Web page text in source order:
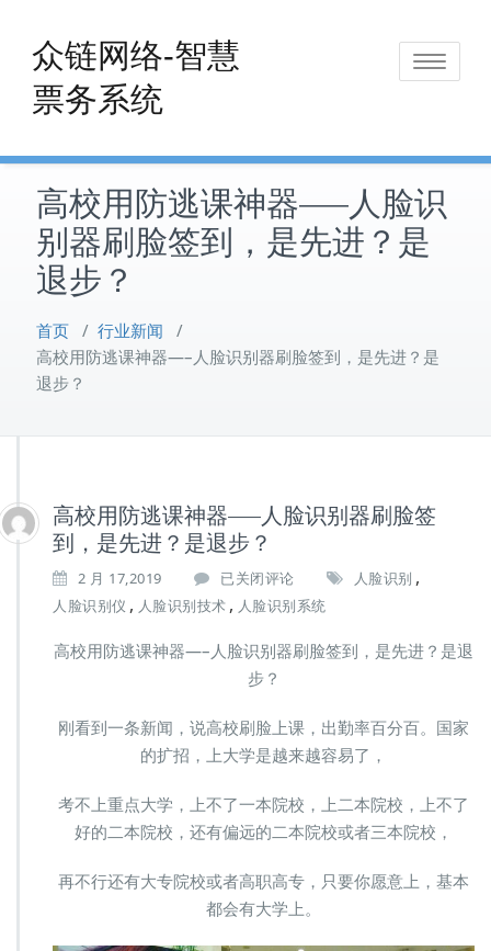
content
众链网络-智慧
票务系统
Toggle
高校用防逃课神器—–人脸识
别器刷脸签到，是先进？是
退步？
首页 / 行业新闻 /
高校用防逃课神器—–人脸识别器刷脸签到，是先进？是
退步？
高校用防逃课神器—–人脸识别器刷脸签
到，是先进？是退步？
2 月 17,2019
高
校
防
逃
器
—
人
脸
识
器
刷
已关闭评论 人脸识别 ,
人脸识别仪 , 人脸识别技术 , 人脸识别系统
高校用防逃课神器—–人脸识别器刷脸签到，是先进？是退
步？
刚看到一条新闻，说高校刷脸上课，出勤率百分百。国家
的扩招，上大学是越来越容易了，
考不上重点大学，上不了一本院校，上二本院校，上不了
好的二本院校，还有偏远的二本院校或者三本院校，
再不行还有大专院校或者高职高专，只要你愿意上，基本
都会有大学上。